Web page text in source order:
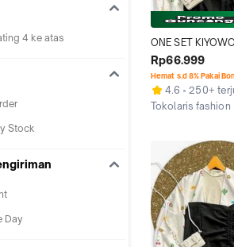
4 ke atas
Stock
Day
ONE SET
WANITA MOTIF (
DALAMAN )  SET
SERUT CASUAL
Rp66.999
Hemat s.d 8% Pakai
4.6
250+
Tokolaris fashion